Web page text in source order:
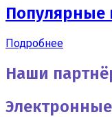
Популярные
Подробнее
Наши